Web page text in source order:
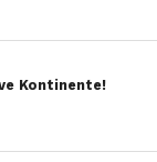
Kontinente!